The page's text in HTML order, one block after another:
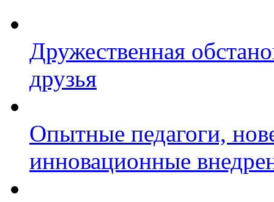
Дружественная
друзья
Опытные педагоги,
инновационные